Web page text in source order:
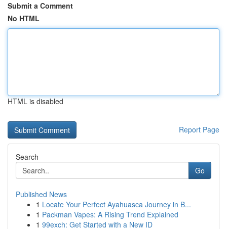
Submit a Comment
No HTML
HTML is disabled
Report Page
Search
Go
Published News
1 Locate Your Perfect Ayahuasca Journey in B...
1 Packman Vapes: A Rising Trend Explained
1 99exch: Get Started with a New ID